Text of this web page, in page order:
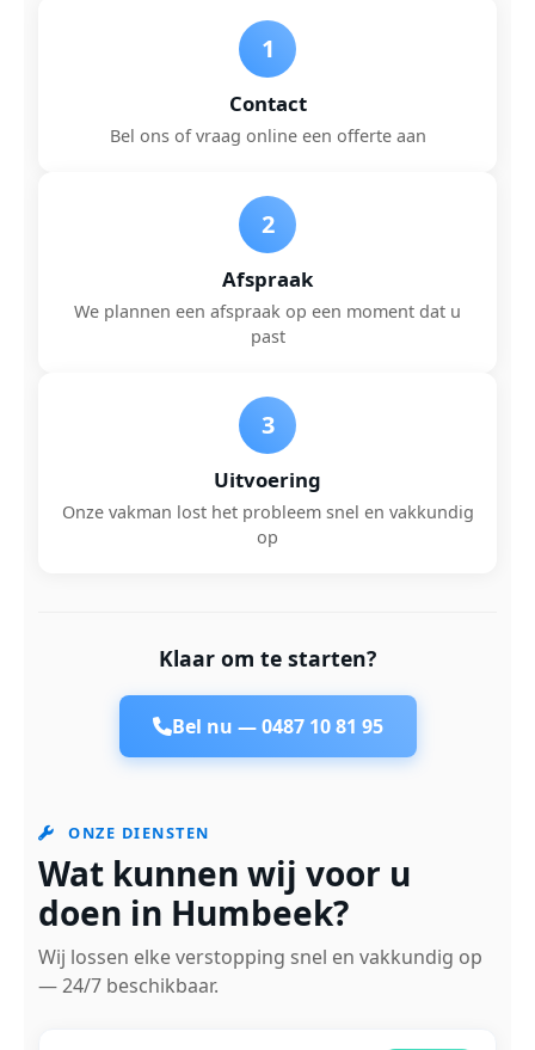
1
Contact
Bel ons of vraag online een offerte aan
2
Afspraak
We plannen een afspraak op een moment dat u
past
3
Uitvoering
Onze vakman lost het probleem snel en vakkundig
op
Klaar om te starten?
Bel nu —0487 10 81 95
ONZE DIENSTEN
Wat kunnen wij voor u
doen in Humbeek?
Wij lossen elke verstopping snel en vakkundig op
— 24/7 beschikbaar.